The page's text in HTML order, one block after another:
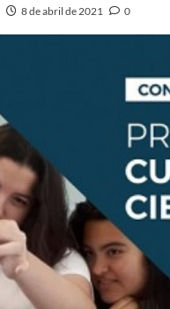
8 de abril de 2021 0